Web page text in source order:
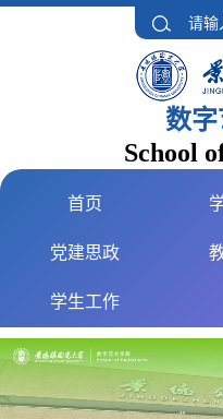
数
School
首页
党建思政
学生工作